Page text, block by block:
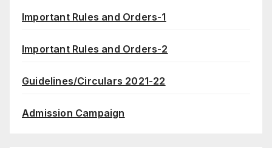
Important Rules and Orders-1
Important Rules and Orders-2
Guidelines/Circulars 2021-22
Admission Campaign